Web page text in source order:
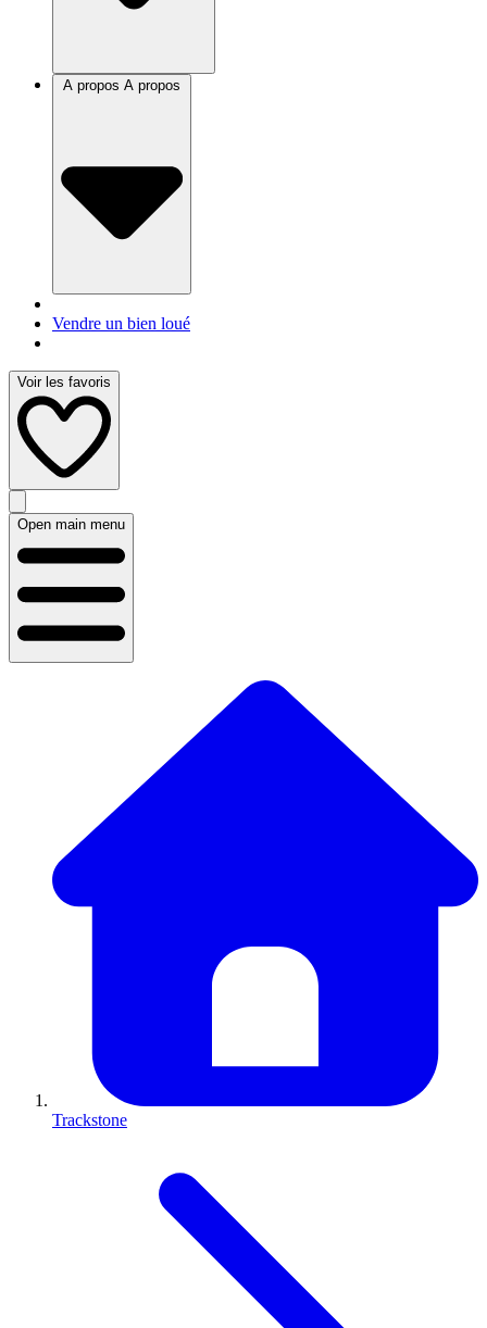
A propos
Vendre un bien loué
Voir les favoris
Open main menu
Trackstone